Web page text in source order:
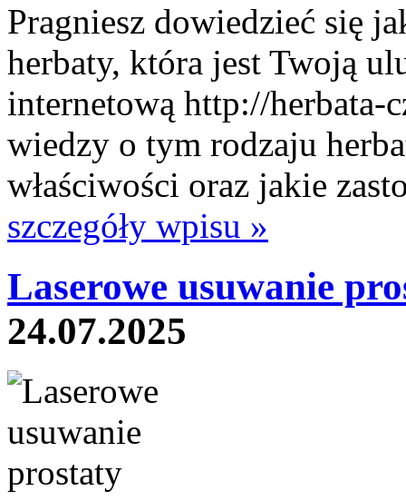
Pragniesz dowiedzieć się
herbaty, która jest Twoją
internetową http://herbata-
wiedzy o tym rodzaju
właściwości oraz jakie
szczegóły wpisu »
Laserowe usuwanie
24.07.2025